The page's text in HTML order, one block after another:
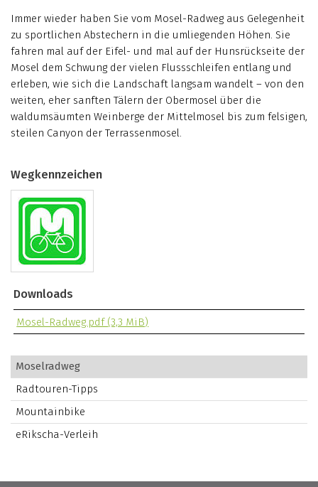
Immer wieder haben Sie vom Mosel-Radweg aus Gelegenheit
zu sportlichen Abstechern in die umliegenden Höhen. Sie
fahren mal auf der Eifel- und mal auf der Hunsrückseite der
Mosel dem Schwung der vielen Flussschleifen entlang und
erleben, wie sich die Landschaft langsam wandelt – von den
weiten, eher sanften Tälern der Obermosel über die
waldumsäumten Weinberge der Mittelmosel bis zum felsigen,
steilen Canyon der Terrassenmosel.
Wegkennzeichen
Downloads
Mosel-Radweg.pdf (3,3 MiB)
Moselradweg
Radtouren-Tipps
Mountainbike
eRikscha-Verleih